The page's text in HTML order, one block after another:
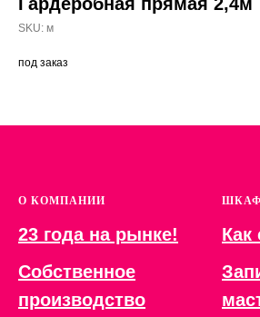
SKU: м
под заказ
О КОМПАНИИ
23 года на рынке!
Собственное
производство
Как